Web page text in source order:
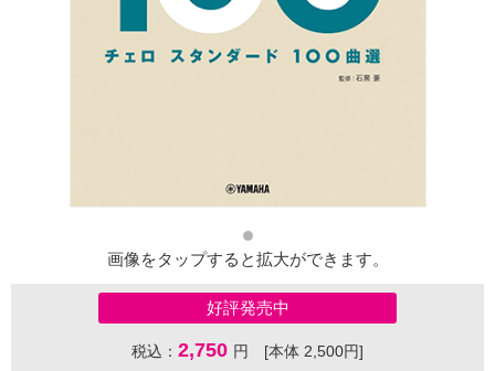
画像をタップすると拡大ができます。
好評発売中
税込： 2,750 円 [本体 2,500円]